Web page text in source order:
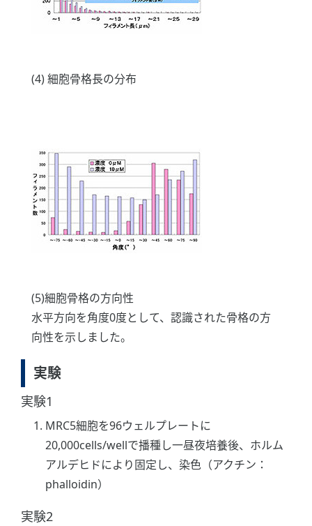
(4) 細胞骨格長の分布
(5)細胞骨格の方向性
水平方向を角度0度として、認識された骨格の方
向性を示しました。
実験
実験1
MRC5細胞を96ウェルプレートに
20,000cells/wellで播種し一昼夜培養後、ホルム
アルデヒドにより固定し、染色（アクチン：
phalloidin）
実験2